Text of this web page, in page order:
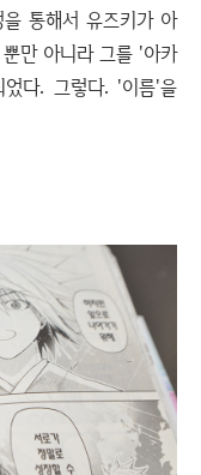
통해서 유즈키가 아
만 아니라 그를 '아카
다. 그렇다. '이름'을